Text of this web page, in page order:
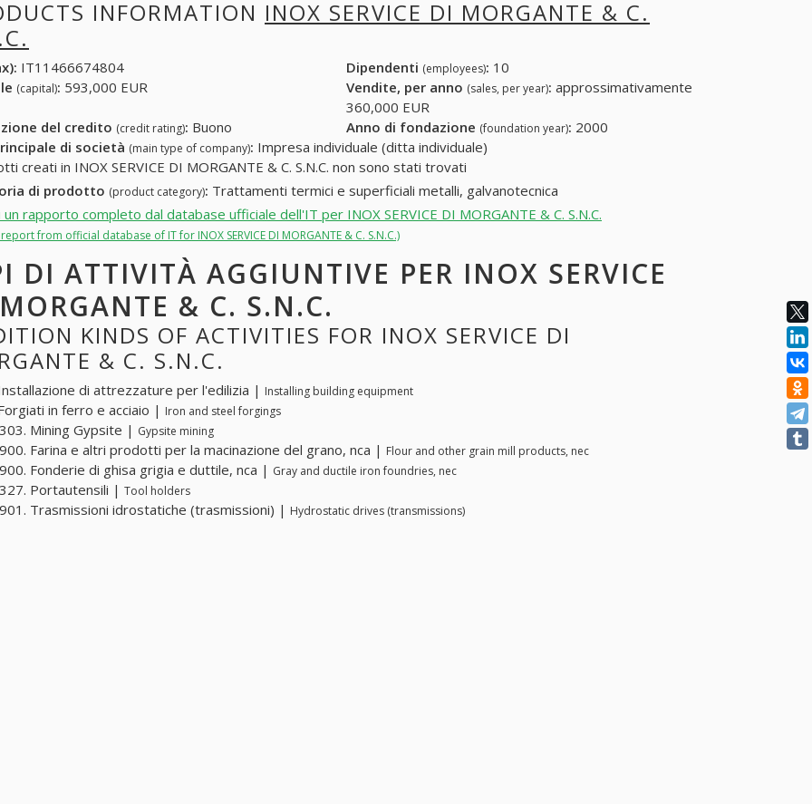
INFORMATION INOX SERVICE DI MORGANTE & C.
IT11466674804 Dipendenti (employees): 10
(capital): 593,000 EUR Vendite, per anno (sales, per year): approssimativamente
360,000 EUR
del credito (credit rating): Buono Anno di fondazione (foundation year): 2000
di società (main type of company): Impresa individuale (ditta individuale)
creati in INOX SERVICE DI MORGANTE & C. S.N.C. non sono stati trovati
di prodotto (product category): Trattamenti termici e superficiali metalli, galvanotecnica
rapporto completo dal database ufficiale dell'IT per INOX SERVICE DI MORGANTE & C. S.N.C.
from official database of IT for INOX SERVICE DI MORGANTE & C. S.N.C.)
DI ATTIVITÀ AGGIUNTIVE PER INOX SERVICE
& C. S.N.C.
KINDS OF ACTIVITIES FOR INOX SERVICE DI
& C. S.N.C.
di attrezzature per l'edilizia | Installing building equipment
in ferro e acciaio | Iron and steel forgings
Mining Gypsite | Gypsite mining
Farina e altri prodotti per la macinazione del grano, nca | Flour and other grain mill products, nec
Fonderie di ghisa grigia e duttile, nca | Gray and ductile iron foundries, nec
Portautensili | Tool holders
Trasmissioni idrostatiche (trasmissioni) | Hydrostatic drives (transmissions)